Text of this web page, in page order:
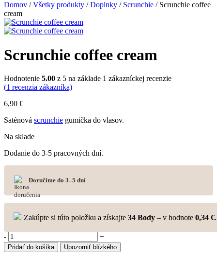
Domov /Všetky produkty /Doplnky / Scrunchie / Scrunchie coffee
cream
Scrunchie coffee cream
Hodnotenie 5.00 z 5 na základe 1 zákazníckej recenzie
(1 recenzia zákazníka)
6,90 €
Saténová scrunchie gumička do vlasov.
Na sklade
Dodanie do 3-5 pracovných dní.
Doručíme do 3–5 dní
Zakúpte si túto položku a získajte 34 Body – v hodnote 0,34 €.
množstvo
Scrunchie
coffee
- +
Pridať do košíka Upozorniť blízkého